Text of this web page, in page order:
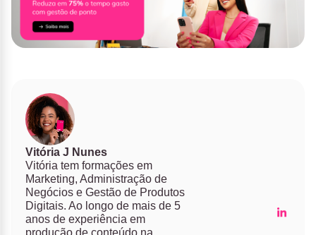
Vitória J Nunes
Vitória tem formações em
Marketing, Administração de
Negócios e Gestão de Produtos
Digitais. Ao longo de mais de 5
anos de experiência em
produção de conteúdo na